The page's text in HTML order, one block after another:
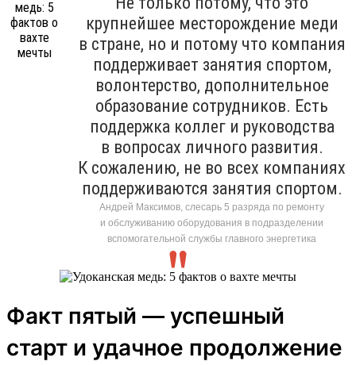
крупнейшее месторождение меди
в стране, но и потому что компания
поддерживает занятия спортом,
волонтерство, дополнительное
образование сотрудников. Есть
поддержка коллег и руководства
в вопросах личного развития.
К сожалению, не во всех компаниях
поддерживаются занятия спортом.
Андрей Максимов, слесарь 5 разряда по ремонту
и обслуживанию оборудования в подразделении
вспомогательной службы главного энергетика
Факт пятый — успешный
старт и удачное продолжение